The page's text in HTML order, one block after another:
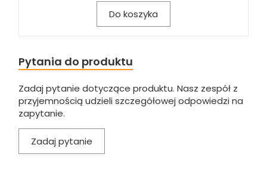
Do koszyka
Pytania do produktu
Zadaj pytanie dotyczące produktu. Nasz zespół z
przyjemnością udzieli szczegółowej odpowiedzi na
zapytanie.
Zadaj pytanie